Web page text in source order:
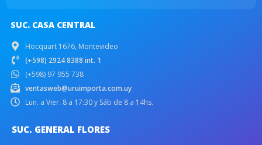
SUC. CASA CENTRAL
Hocquart 1676, Montevideo
(+598) 2924 8388 int. 1
(+598) 97 955 738
ventasweb@uruimporta.com.uy
Lun. a Vier. 8 a 17:30 y Sáb de 8 a 14hs.
SUC. GENERAL FLORES